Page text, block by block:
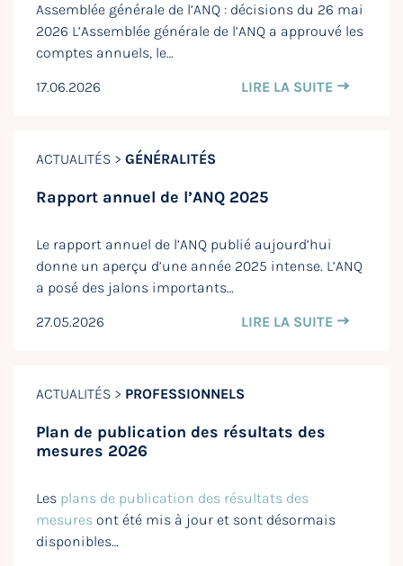
Assemblée générale de l’ANQ : décisions du 26 mai
2026 L’Assemblée générale de l’ANQ a approuvé les
comptes annuels, le…
17.06.2026
LIRE LA SUITE
ACTUALITÉS > GÉNÉRALITÉS
Rapport annuel de l’ANQ 2025
Le rapport annuel de l’ANQ publié aujourd’hui
donne un aperçu d’une année 2025 intense. L’ANQ
a posé des jalons importants…
27.05.2026
LIRE LA SUITE
ACTUALITÉS > PROFESSIONNELS
Plan de publication des résultats des
mesures 2026
Les plans de publication des résultats des
mesures ont été mis à jour et sont désormais
disponibles…